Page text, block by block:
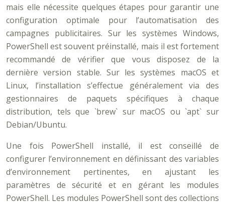
mais elle nécessite quelques étapes pour garantir une
configuration optimale pour l’automatisation des
campagnes publicitaires. Sur les systèmes Windows,
PowerShell est souvent préinstallé, mais il est fortement
recommandé de vérifier que vous disposez de la
dernière version stable. Sur les systèmes macOS et
Linux, l’installation s’effectue généralement via des
gestionnaires de paquets spécifiques à chaque
distribution, tels que `brew` sur macOS ou `apt` sur
Debian/Ubuntu.
Une fois PowerShell installé, il est conseillé de
configurer l’environnement en définissant des variables
d’environnement pertinentes, en ajustant les
paramètres de sécurité et en gérant les modules
PowerShell. Les modules PowerShell sont des collections